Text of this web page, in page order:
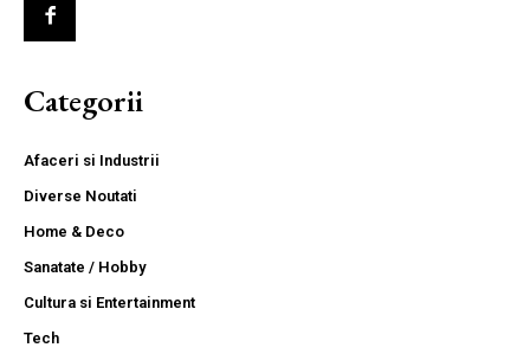
Categorii
Afaceri si Industrii
Diverse Noutati
Home & Deco
Sanatate / Hobby
Cultura si Entertainment
Tech